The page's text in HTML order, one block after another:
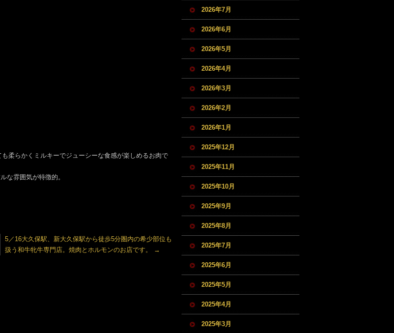
柔らかくミルキーでジューシーな食感が楽しめるお肉で
な雰囲気が特徴的。
5／16大久保駅、新大久保駅から徒歩5分圏内の希少部位も
扱う和牛牝牛専門店。焼肉とホルモンのお店です。
→
2026年7月
2026年6月
2026年5月
2026年4月
2026年3月
2026年2月
2026年1月
2025年12月
2025年11月
2025年10月
2025年9月
2025年8月
2025年7月
2025年6月
2025年5月
2025年4月
2025年3月